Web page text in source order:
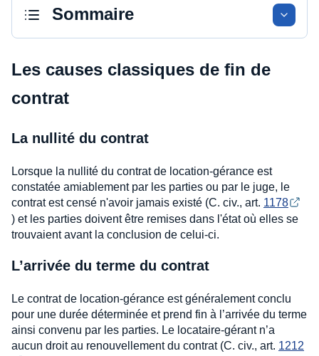
Sommaire
Les causes classiques de fin de
contrat
La nullité du contrat
Lorsque la nullité du contrat de location-gérance est
constatée amiablement par les parties ou par le juge, le
contrat est censé n'avoir jamais existé (C. civ., art. 1178
) et les parties doivent être remises dans l'état où elles se
trouvaient avant la conclusion de celui-ci.
L’arrivée du terme du contrat
Le contrat de location-gérance est généralement conclu
pour une durée déterminée et prend fin à l’arrivée du terme
ainsi convenu par les parties. Le locataire-gérant n’a
aucun droit au renouvellement du contrat (C. civ., art. 1212